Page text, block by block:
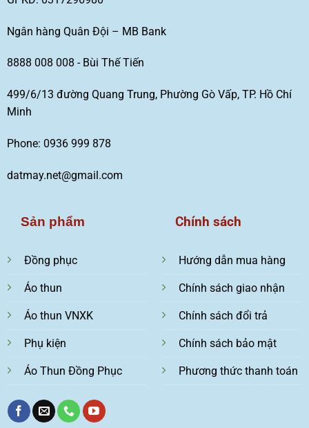
Ngân hàng Quân Đội – MB Bank
8888 008 008 - Bùi Thế Tiến
499/6/13 đường Quang Trung, Phường Gò Vấp, TP. Hồ Chí
Minh
Phone: 0936 999 878
datmay.net@gmail.com
Sản phẩm
Đồng phục
Áo thun
Áo thun VNXK
Phụ kiện
Áo Thun Đồng Phục
Chính sách
Hướng dẫn mua hàng
Chính sách giao nhận
Chính sách đổi trả
Chính sách bảo mật
Phương thức thanh toán